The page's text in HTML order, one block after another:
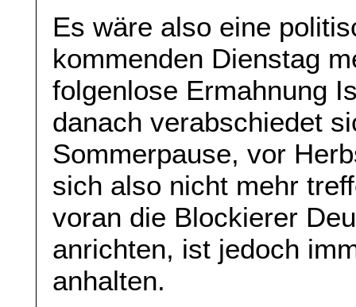
Es wäre also eine
kommenden Dienstag
folgenlose Ermahnung
danach verabschiedet
Sommerpause, vor
sich also nicht mehr
voran die Blockierer
anrichten, ist jedoch
anhalten.